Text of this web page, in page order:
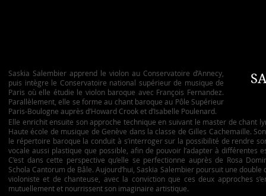
Saskia Salembier apprend le violon au Conservatoire d’Annecy,
puis intègre le Conservatoire national supérieur de musique de
Paris où elle étudie le violon baroque avec François Fernandez.
Parallèlement, elle se forme au chant baroque au Pôle Supérieur
Paris-Boulogne auprès d’Howard Crook et d’Isabelle Poulenard.
Elle enrichit ensuite son approche technique en suivant le master de chant
Haute école de musique de Genève dans la classe de Gilles Cachemaille.
le répertoire baroque la conduit à s’interroger sur la possibilité de rendre
vocale aussi plastique que possible, afin de pouvoir l’adapter à différentes
C’est dans cette perspective qu’elle se perfectionne auprès de Rosa
Schola Cantorum de Bâle. Aujourd’hui, Saskia Salembier poursuit une double
violoniste et de chanteuse, avec la conviction que ces deux approches
mutuellement et nourrissent son imaginaire artistique.